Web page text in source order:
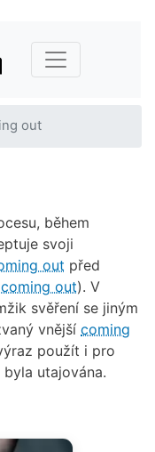
out
během
svoji
out před
coming out). V
svěření se jiným
vnější coming
použít i pro
utajována.